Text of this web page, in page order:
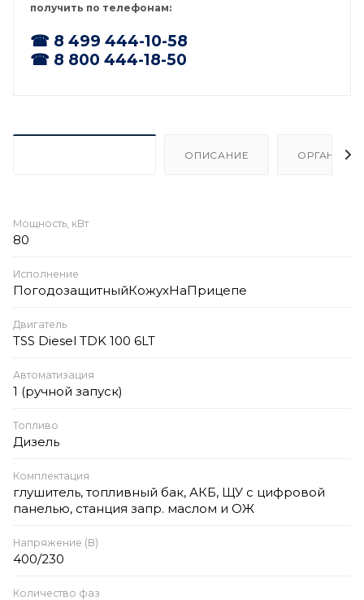
получить по телефонам:
☎ 8 499 444-10-58
☎ 8 800 444-18-50
ОПИСАНИЕ
Мощность, кВт
80
Исполнение
ПогодозащитныйКожухНаПрицепе
Двигатель
TSS Diesel TDK 100 6LT
Автоматизация
1 (ручной запуск)
Топливо
Дизель
Комплектация
глушитель, топливный бак, АКБ, ЩУ с цифровой
панелью, станция запр. маслом и ОЖ
Напряжение (В)
400/230
Количество фаз